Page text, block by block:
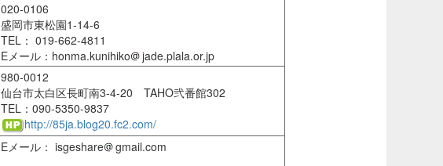
020-0106
盛岡市東松園1-14-6
TEL： 019-662-4811
Eメール：honma.kunihiko
jade.plala.or.jp
980-0012
仙台市太白区長町南3-4-20 TAHO弐番館302
TEL：090-5350-9837
http://85ja.blog20.fc2.com/
Eメール： isgeshare gmail.com